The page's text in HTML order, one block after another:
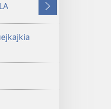
Seyok